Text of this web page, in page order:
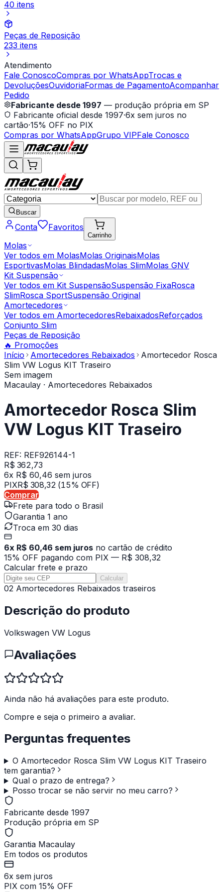
40 itens
Peças de Reposição
233 itens
Atendimento
Fale ConoscoCompras por WhatsAppTrocas e
DevoluçõesOuvidoriaFormas de PagamentoAcompanhar
Pedido
Fabricante desde 1997 — produção própria em SP
Fabricante oficial desde 1997·6x sem juros no
cartão·15% OFF no PIX
Compras por WhatsAppGrupo VIPFale Conosco
Buscar
Conta Favoritos
Carrinho
Molas
Ver todos em MolasMolas OriginaisMolas
EsportivasMolas BlindadasMolas SlimMolas GNV
Kit Suspensão
Ver todos em Kit SuspensãoSuspensão FixaRosca
SlimRosca SportSuspensão Original
Amortecedores
Ver todos em AmortecedoresRebaixadosReforçados
Conjunto Slim
Peças de Reposição
🔥 Promoções
Início
Amortecedores Rebaixados
Amortecedor Rosca
Slim VW Logus KIT Traseiro
Sem imagem
Macaulay · Amortecedores Rebaixados
Amortecedor Rosca Slim
VW Logus KIT Traseiro
REF: REF926144-1
R$ 362,73
6x R$ 60,46 sem juros
PIXR$ 308,32 (15% OFF)
Comprar
Frete para todo o Brasil
Garantia 1 ano
Troca em 30 dias
6x R$ 60,46 sem juros no cartão de crédito
15% OFF pagando com PIX — R$ 308,32
Calcular frete e prazo
Calcular
02 Amortecedores Rebaixados traseiros
Descrição do produto
Volkswagen VW Logus
Avaliações
Ainda não há avaliações para este produto.
Compre e seja o primeiro a avaliar.
Perguntas frequentes
O Amortecedor Rosca Slim VW Logus KIT Traseiro
tem garantia?
Qual o prazo de entrega?
Posso trocar se não servir no meu carro?
Fabricante desde 1997
Produção própria em SP
Garantia Macaulay
Em todos os produtos
6x sem juros
PIX com 15% OFF